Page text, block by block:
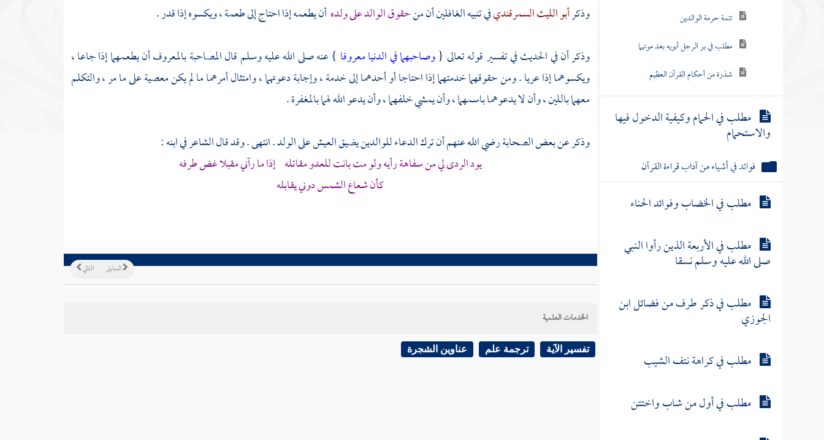
تتمة حرمة الوالدين
مطلب في بر الرجل أبويه بعد موتهما
شذرة من أحكام القرآن العظيم
مطلب في الحمام وكيفية الدخول فيها
والاستحمام
فوائد في أشياء من آداب قراءة القرآن
مطلب في الخضاب وفوائد الحناء
مطلب في الأربعة الذين رأوا النبي
صلى الله عليه وسلم نسقا
مطلب في ذكر طرف من فضائل ابن
الجوزي
مطلب في كراهة نتف الشيب
مطلب في أول من شاب واختتن
وذكرأبو الليث السمرقنديفي تنبيه الغافلين أن منحقوق الوالد على ولدهأن يطعمه إذا احتاج إلى طعمة ، ويكسوه إذا قدر .
وذكر أن في الحديث في تفسير قوله تعالى {وصاحبهما في الدنيا معروفا } عنه صلى الله عليه وسلم قال المصاحبة بالمعروف أن يطعمهما إذا جاعا ،
ويكسوهما إذا عريا . ومن حقوقهما خدمتهما إذا احتاجا أو أحدهما إلى خدمة ، وإجابة دعوتهما ، وامتثال أمرهما ما لم يكن معصية على ما مر ، والتكلم
معهما باللين ، وأن لا يدعوهما باسمهما ، وأن يمشي خلفهما ، وأن يدعو الله لهما بالمغفرة .
وذكر عن بعض الصحابة رضي الله عنهم أن ترك الدعاء للوالدين يضيق العيش على الولد . انتهى . وقد قال الشاعر في ابنه :
يود الردى لي من سفاهة رأيه ولو مت بانت للعدو مقاتله إذا ما رآني مقبلا غض طرفه
كأن شعاع الشمس دوني يقابله
التالي السابق
الخدمات العلمية
تفسير الآية ترجمة علم عناوين الشجرة